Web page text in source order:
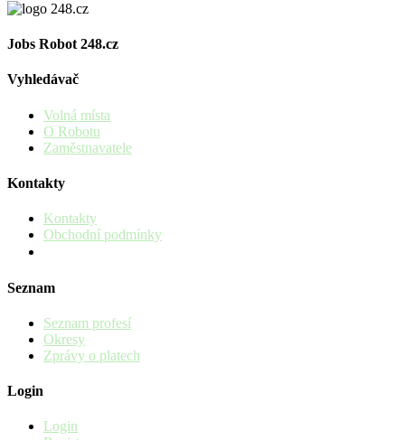
Jobs Robot 248.cz
Vyhledávač
Volná místa
O Robotu
Zaměstnavatele
Kontakty
Kontakty
Obchodní podmínky
Seznam
Seznam profesí
Okresy
Zprávy o platech
Login
Login